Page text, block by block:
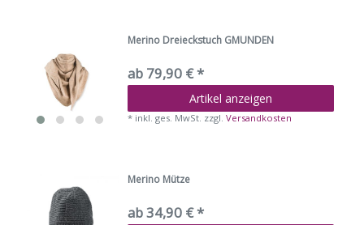
Merino Dreieckstuch GMUNDEN
ab 79,90 € *
Artikel anzeigen
* inkl. ges. MwSt. zzgl.Versandkosten
Merino Mütze
ab 34,90 € *